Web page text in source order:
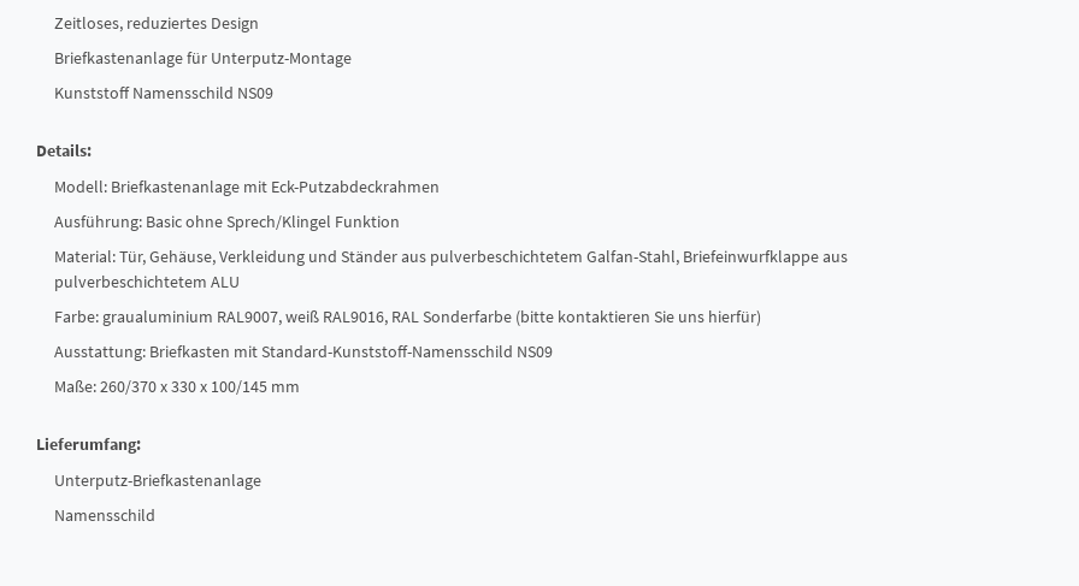
Zeitloses, reduziertes Design
Briefkastenanlage für Unterputz-Montage
Kunststoff Namensschild NS09
Details:
Modell: Briefkastenanlage mit Eck-Putzabdeckrahmen
Ausführung: Basic ohne Sprech/Klingel Funktion
Material: Tür, Gehäuse, Verkleidung und Ständer aus pulverbeschichtetem Galfan-Stahl, Briefeinwurfklappe aus
pulverbeschichtetem ALU
Farbe: graualuminium RAL9007, weiß RAL9016, RAL Sonderfarbe (bitte kontaktieren Sie uns hierfür)
Ausstattung: Briefkasten mit Standard-Kunststoff-Namensschild NS09
Maße: 260/370 x 330 x 100/145 mm
Lieferumfang:
Unterputz-Briefkastenanlage
Namensschild